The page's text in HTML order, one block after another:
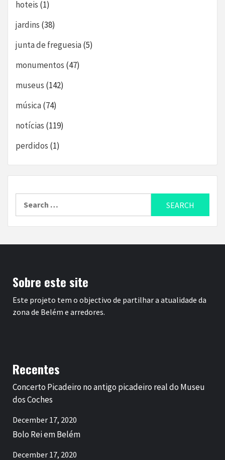
hoteis (1)
jardins (38)
junta de freguesia(5)
monumentos (47)
museus (142)
música(74)
notícias (119)
perdidos (1)
Sobre este site
Este projeto tem o objectivo de partilhar a atualidade da
zona de Belém e arredores.
Recentes
Concerto Picadeiro no antigo picadeiro real do Museu
dos Coches
December 17, 2020
Bolo Rei em Belém
December 17, 2020